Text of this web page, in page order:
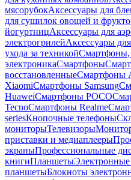
мясорубокАксессуары для
для сушилок овощей и
йогуртницАксессуары для
электрогрилейАксессуары
ухода за техникой
электроникаСмартфоны
восстановленныеСмартфоны
XiaomiСмартфоны Samsung
HuaweiСмартфоны POCO
TecnoСмартфоны Realme
seriesКнопочные телефоны
мониторыТелевизоры
приставки и медиаплееры
экраныПрофессиональные
книгиПланшеты
планшетыБлокноты